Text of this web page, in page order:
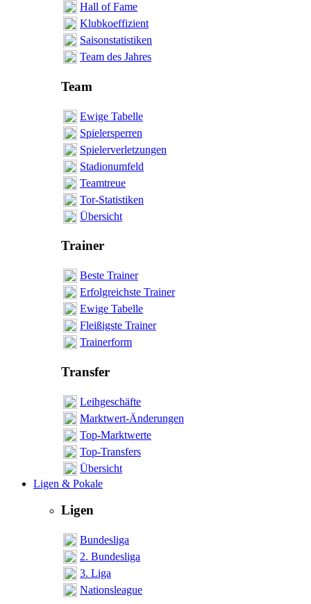
Hall of Fame
Klubkoeffizient
Saisonstatistiken
Team des Jahres
Team
Ewige Tabelle
Spielersperren
Spielerverletzungen
Stadionumfeld
Teamtreue
Tor-Statistiken
Übersicht
Trainer
Beste Trainer
Erfolgreichste Trainer
Ewige Tabelle
Fleißigste Trainer
Trainerform
Transfer
Leihgeschäfte
Marktwert-Änderungen
Top-Marktwerte
Top-Transfers
Übersicht
Ligen & Pokale
Ligen
Bundesliga
2. Bundesliga
3. Liga
Nationsleague